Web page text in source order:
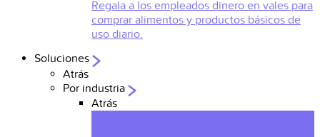
Regala a los empleados dinero en vales para
comprar alimentos y productos básicos de
uso diario.
Soluciones
Atrás
Por industria
Atrás